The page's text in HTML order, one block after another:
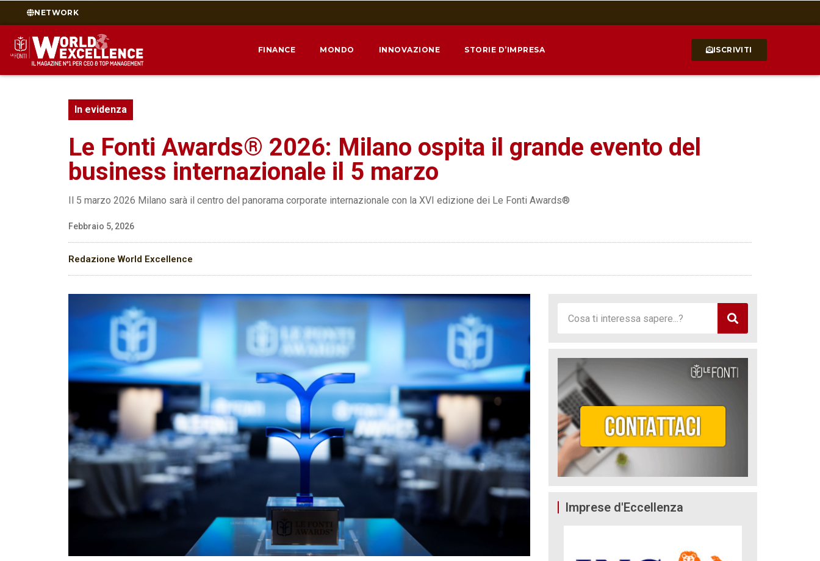
NETWORK
FINANCE MONDO INNOVAZIONE STORIE D’IMPRESA ISCRIVITI
In evidenza
Le Fonti Awards® 2026: Milano ospita il grande evento del
business internazionale il 5 marzo
Il 5 marzo 2026 Milano sarà il centro del panorama corporate internazionale con la XVI edizione dei Le Fonti Awards®
Febbraio 5, 2026
Redazione World Excellence
Imprese d'Eccellenza